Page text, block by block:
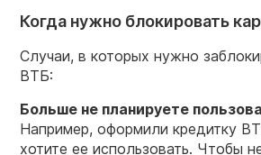
Когда нужно блокировать
Случаи, в которых нужно
ВТБ:
Больше не планируете
Например, оформили кредитку
хотите ее использовать. Чтобы